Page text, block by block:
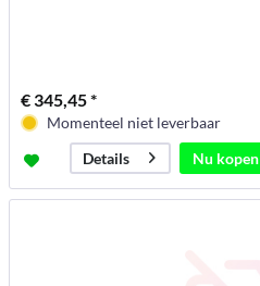
€ 345,45 *
Momenteel niet leverbaar
Details
Nu kopen